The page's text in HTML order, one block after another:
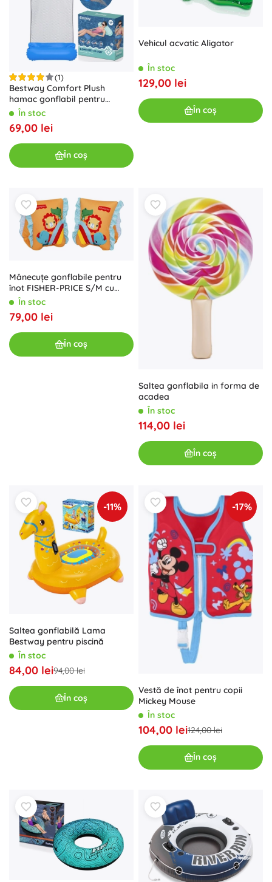
(1)
Bestway Comfort Plush
hamac gonflabil pentru
piscină cu plasă
În stoc
69,00 lei
În coș
Vehicul acvatic Aligator
În stoc
129,00 lei
În coș
Mânecuțe gonflabile pentru
înot FISHER-PRICE S/M cu
protecție UPF 50
În stoc
79,00 lei
În coș
Saltea gonflabila in forma de
acadea
În stoc
114,00 lei
În coș
-11%
Saltea gonflabilă Lama
Bestway pentru piscină
În stoc
84,00 lei94,00 lei
În coș
-17%
Vestă de înot pentru copii
Mickey Mouse
În stoc
104,00 lei124,00 lei
În coș